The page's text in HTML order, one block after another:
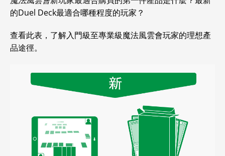
的Duel Deck最適合哪種程度的玩家？
查看此表，了解入門級至專業級魔法風雲會玩家的理想產
品途徑。